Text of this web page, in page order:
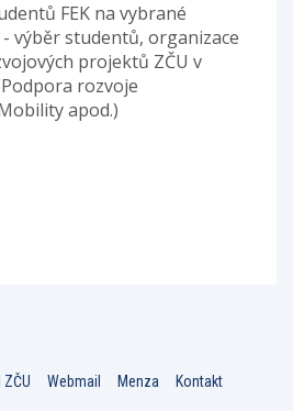
FEK na vybrané
výběr studentů, organizace
projektů ZČU v
rozvoje
apod.)
ZČU Webmail Menza Kontakt